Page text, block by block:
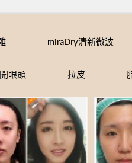
miraDry清新微波
開眼頭 拉皮